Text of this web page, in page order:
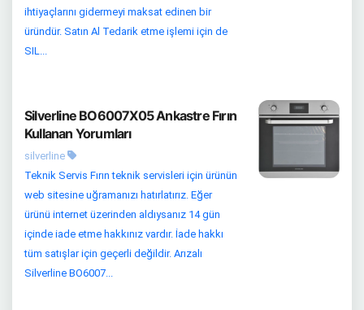
ihtiyaçlarını gidermeyi maksat edinen bir
üründür. Satın Al Tedarik etme işlemi için de
SIL...
Silverline BO6007X05 Ankastre Fırın
Kullanan Yorumları
silverline
Teknik Servis Fırın teknik servisleri için ürünün
web sitesine uğramanızı hatırlatırız. Eğer
ürünü internet üzerinden aldıysanız 14 gün
içinde iade etme hakkınız vardır. İade hakkı
tüm satışlar için geçerli değildir. Arızalı
Silverline BO6007...